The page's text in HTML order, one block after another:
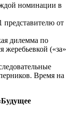
номинации в
от
дилемма по
жеребьевкой («за»
Время на